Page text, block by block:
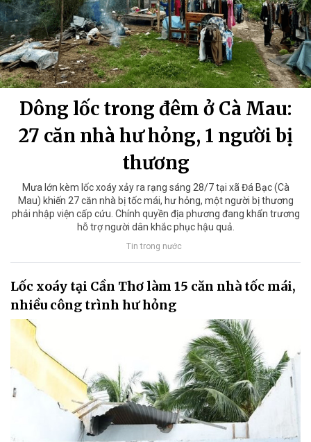
Dông lốc trong đêm ở Cà Mau:
27 căn nhà hư hỏng, 1 người bị
thương
Mưa lớn kèm lốc xoáy xảy ra rạng sáng 28/7 tại xã Đá Bạc (Cà
Mau) khiến 27 căn nhà bị tốc mái, hư hỏng, một người bị thương
phải nhập viện cấp cứu. Chính quyền địa phương đang khẩn trương
hỗ trợ người dân khắc phục hậu quả.
Tin trong nước
Lốc xoáy tại Cần Thơ làm 15 căn nhà tốc mái,
nhiều công trình hư hỏng